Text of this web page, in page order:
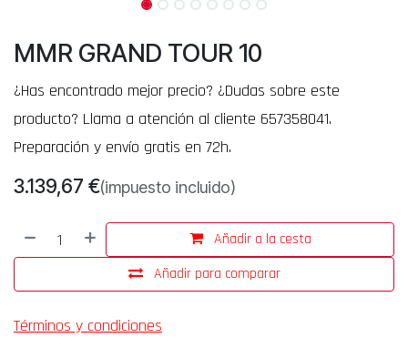
MMR GRAND TOUR 10
¿Has encontrado mejor precio? ¿Dudas sobre este
producto? Llama a atención al cliente 657358041.
Preparación y envío gratis en 72h.
3.139,67 €(impuesto incluido)
Añadir a la cesta
Añadir para comparar
Términos y condiciones